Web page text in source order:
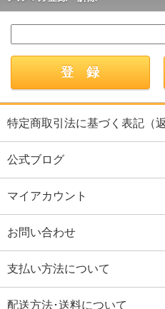
特定商取引法に基づく表記（
公式ブログ
マイアカウント
お問い合わせ
支払い方法について
配送方法･送料について